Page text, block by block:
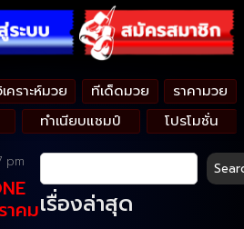
คราะห์มวย ทีเด็ดมวย
ราคามวย
ทำเนียบแชมป์ โปรโมชั่น
pm
คมเรื่องล่าสุด